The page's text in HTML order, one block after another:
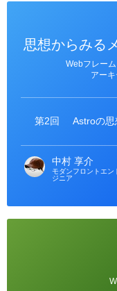
思想からみる
Webフレー
アー
第2回 Astroの
中村 享介
モダンフロントエン
ジニア